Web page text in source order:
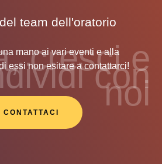
team dell'oratorio
mano ai vari eventi e alla
essi non esitare a contattarci!
CONTATTACI
cresci e
con
noi